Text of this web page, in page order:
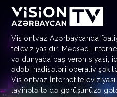
Visiontv.az Azərbaycanda
televiziyasıdır. Məqsədi
və dünyada baş verən siyasi,
ədəbi hadisələri operativ
Visiontv.az İnternet
layihələrlə də görüşünüzə